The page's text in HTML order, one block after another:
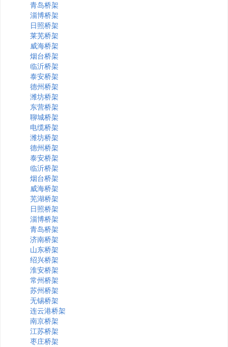
青岛桥架
淄博桥架
日照桥架
莱芜桥架
威海桥架
烟台桥架
临沂桥架
泰安桥架
德州桥架
潍坊桥架
东营桥架
聊城桥架
电缆桥架
潍坊桥架
德州桥架
泰安桥架
临沂桥架
烟台桥架
威海桥架
芜湖桥架
日照桥架
淄博桥架
青岛桥架
济南桥架
山东桥架
绍兴桥架
淮安桥架
常州桥架
苏州桥架
无锡桥架
连云港桥架
南京桥架
江苏桥架
枣庄桥架